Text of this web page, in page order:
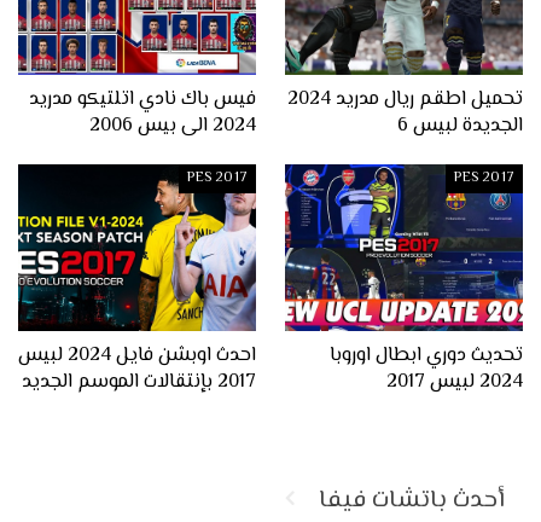
تحميل اطقم ريال مدريد 2024
الجديدة لبيس 6
فيس باك نادي اتلتيكو مدريد
2024 الى بيس 2006
PES 2017
تحديث دوري ابطال اوروبا
2024 لبيس 2017
PES 2017
احدث اوبشن فايل 2024 لبيس
2017 بإنتقالات الموسم الجديد
أحدث باتشات فيفا